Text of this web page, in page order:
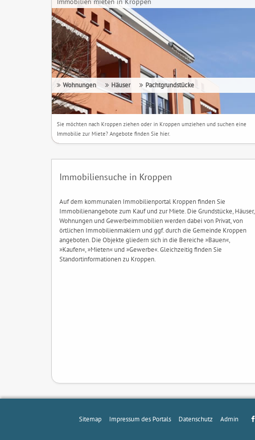
Wohnungen Häuser Pachtgrundstücke
Sie möchten nach Kroppen ziehen oder in Kroppen umziehen und suchen eine
Immobilie zur Miete? Angebote finden Sie hier.
Immobiliensuche in Kroppen
Auf dem kommunalen Immobilienportal Kroppen finden Sie
Immobilienangebote zum Kauf und zur Miete. Die Grundstücke, Häuser,
Wohnungen und Gewerbeimmobilien werden dabei von Privat, von
örtlichen Immobilienmaklern und ggf. durch die Gemeinde Kroppen
angeboten. Die Objekte gliedern sich in die Bereiche »Bauen«,
»Kaufen«, »Mieten« und »Gewerbe«. Gleichzeitig finden Sie
Standortinformationen zu Kroppen.
Sitemap Impressum des Portals Datenschutz Admin